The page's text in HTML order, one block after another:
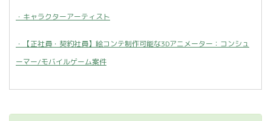
・キャラクターアーティスト
・【正社員・契約社員】絵コンテ制作可能な3Dアニメーター：コンシュ
ーマー/モバイルゲーム案件